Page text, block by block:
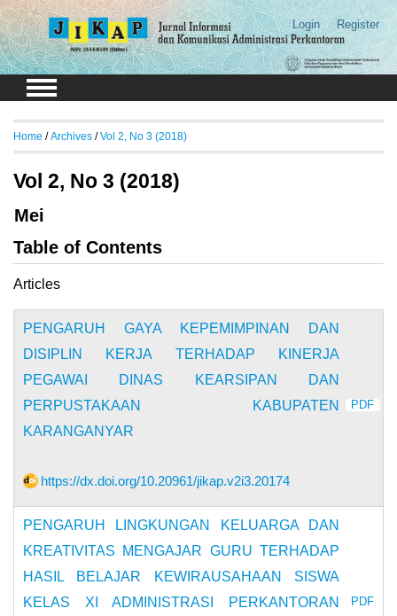
Login Register
Home /Archives /Vol 2, No 3 (2018)
Vol 2, No 3 (2018)
Mei
Table of Contents
Articles
PENGARUH GAYA KEPEMIMPINAN DAN
DISIPLIN KERJA TERHADAP KINERJA
PEGAWAI DINAS KEARSIPAN DAN
PERPUSTAKAAN KABUPATEN
KARANGANYAR
https://dx.doi.org/10.20961/jikap.v2i3.20174
PDF
PENGARUH LINGKUNGAN KELUARGA DAN
KREATIVITAS MENGAJAR GURU TERHADAP
HASIL BELAJAR KEWIRAUSAHAAN SISWA
KELAS XI ADMINISTRASI PERKANTORAN
PDF